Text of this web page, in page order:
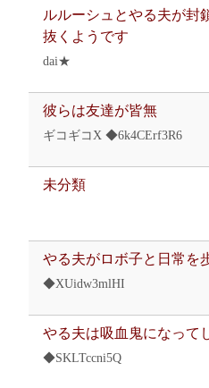
ルルーシュとやる夫が封
抜くようです
dai★
彼らは友達が皆無
ギコギコX ◆6k4CErf3R6
未分類
やる夫がロボ子と日常を
◆XUidw3mlHI
やる夫は吸血鬼になって
◆SKLTccni5Q